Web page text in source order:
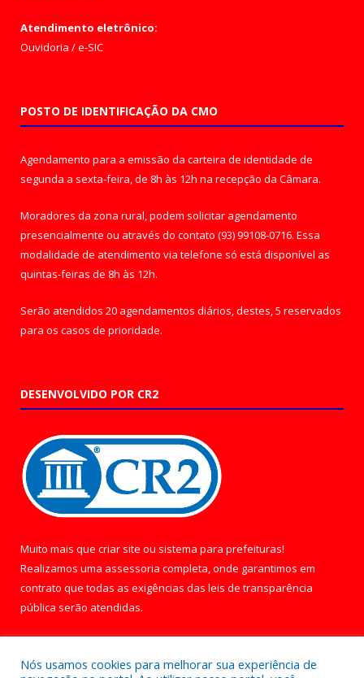
Atendimento eletrônico:
Ouvidoria /e-SIC
POSTO DE IDENTIFICAÇÃO DA CMO
Agendamento para a emissão da carteira de identidade de
segunda a sexta-feira, de 8h às 12h na recepção da Câmara.
Moradores da zona rural, podem solicitar agendamento
presencialmente ou através do contato (93) 99108-0716. Essa
modalidade de atendimento via telefone só está disponível as
quintas-feiras de 8h às 12h.
Serão atendidos 20 agendamentos diários, destes, 5 reservados
para os casos de prioridade.
DESENVOLVIDO POR CR2
Muito mais que criar site ou sistema para prefeituras!
Realizamos uma assessoria completa, onde garantimos em
contrato que todas as exigências das leis de transparência
pública serão atendidas.
Nós usamos cookies para melhorar sua experiência de